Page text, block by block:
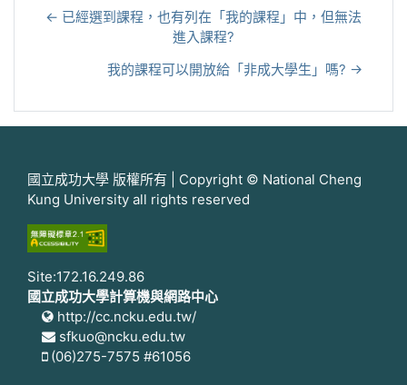
← 已經選到課程，也有列在「我的課程」中，但無法
進入課程?
我的課程可以開放給「非成大學生」嗎? →
國立成功大學 版權所有 | Copyright © National Cheng
Kung University all rights reserved
Site:172.16.249.86
國立成功大學計算機與網路中心
http://cc.ncku.edu.tw/
sfkuo@ncku.edu.tw
(06)275-7575 #61056